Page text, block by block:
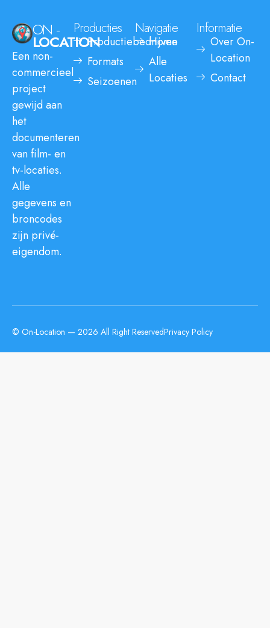
ON -
LOCATION
Een non-
commercieel
project
gewijd aan
het
documenteren
van film- en
tv-locaties.
Alle
gegevens en
broncodes
zijn privé-
eigendom.
Producties
Productiebedrijven
Formats
Seizoenen
Navigatie
Home
Alle
Locaties
Informatie
Over On-
Location
Contact
© On-Location — 2026 All Right ReservedPrivacy Policy